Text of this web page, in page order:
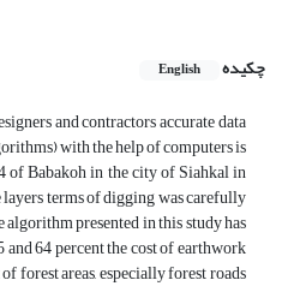
چکیده
English
and contractors accurate data
with the help of computers is
of Babakoh in the city of Siahkal in
terms of digging was carefully
presented in this study has
64 percent the cost of earthwork
forest areas, especially forest roads